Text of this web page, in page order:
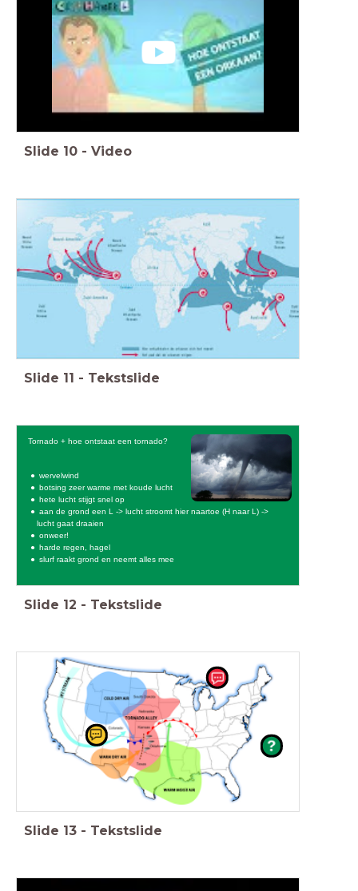
Slide 10 - Video
Slide 11 - Tekstslide
Tornado + hoe ontstaat een tornado?
wervelwind
botsing zeer warme met koude lucht
hete lucht stijgt snel op
aan de grond een L -> lucht stroomt hier naartoe (H naar L) ->
lucht gaat draaien
onweer!
harde regen, hagel
slurf raakt grond en neemt alles mee
Slide 12 - Tekstslide
Slide 13 - Tekstslide